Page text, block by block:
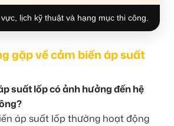
lịch kỹ thuật và hạng mục thi công.
gặp về cảm biến áp suất
suất lốp có ảnh hưởng đến hệ
áp suất lốp thường hoạt động